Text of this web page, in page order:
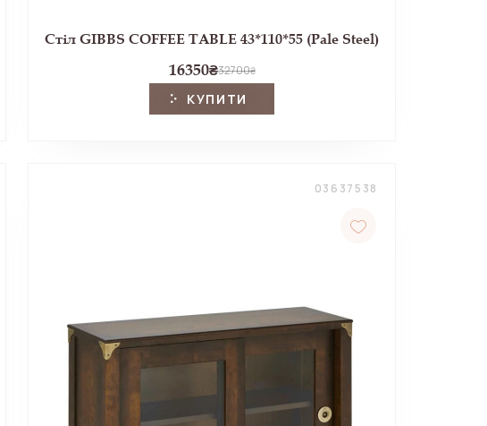
Стіл GIBBS COFFEE TABLE 43*110*55 (Pale Steel)
16350₴32700₴
КУПИТИ
03637538